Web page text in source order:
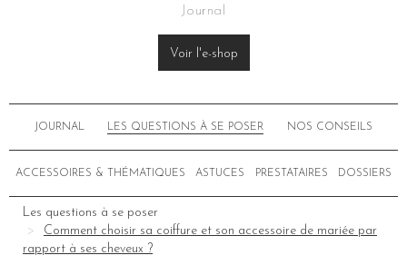
Journal
Voir l'e-shop
JOURNAL LES QUESTIONS À SE POSER NOS CONSEILS
ACCESSOIRES & THÉMATIQUES ASTUCES PRESTATAIRES DOSSIERS
Les questions à se poser
Comment choisir sa coiffure et son accessoire de mariée par
rapport à ses cheveux ?